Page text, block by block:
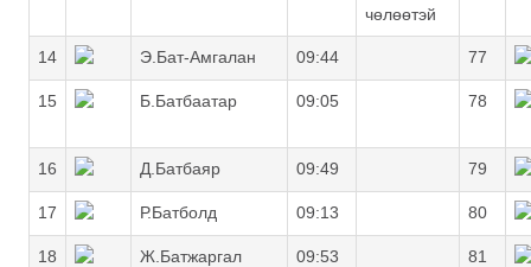
чөлөөтэй
14 Э.Бат-Амгалан 09:44 77
15 Б.Батбаатар 09:05 78
16 Д.Батбаяр 09:49 79
17 Р.Батболд 09:13 80
18 Ж.Батжаргал 09:53 81